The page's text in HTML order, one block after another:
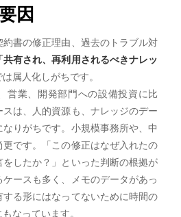
因
書の修正理由、過去のトラブル対
共有され、再利用されるべきナレッ
属人化しがちです。
営業、開発部門への設備投資に比
は、人的資源も、ナレッジのデー
りがちです。小規模事務所や、中
です。「この修正はなぜ入れたの
したか？」といった判断の根拠が
ースも多く、メモのデータがあっ
る形にはなってないために時間の
なっています。